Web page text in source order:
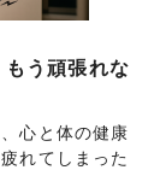
う頑張れな
心と体の健康
れてしまった